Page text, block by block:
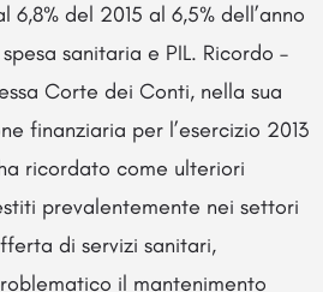
6,8% del 2015 al 6,5% dell’anno
sanitaria e PIL. Ricordo –
Corte dei Conti, nella sua
finanziaria per l’esercizio 2013
ricordato come ulteriori
prevalentemente nei settori
di servizi sanitari,
il mantenimento